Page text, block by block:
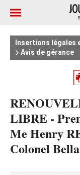
Insertions légales
Avis de gérance
LIBRE -
Me Henry
Colonel